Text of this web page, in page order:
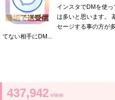
インスタでDMを使
は多いと思います。
セージする事の方が
てない相手にDM...
437,942 view